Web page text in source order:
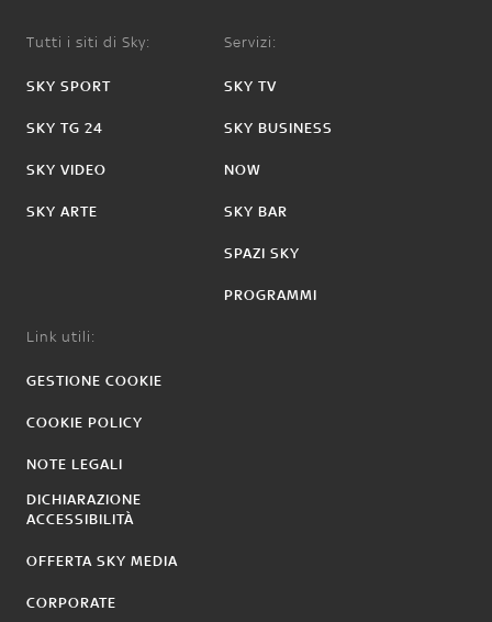
Tutti i siti di Sky:
SKY SPORT
SKY TG 24
SKY VIDEO
SKY ARTE
Servizi:
SKY TV
SKY BUSINESS
NOW
SKY BAR
SPAZI SKY
PROGRAMMI
Link utili:
GESTIONE COOKIE
COOKIE POLICY
NOTE LEGALI
DICHIARAZIONE
ACCESSIBILITÀ
OFFERTA SKY MEDIA
CORPORATE